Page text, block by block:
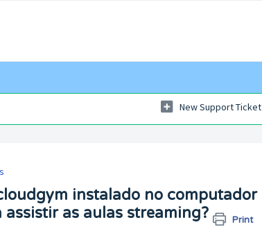
New Support Ticket
instalado no computador
as aulas streaming?
Print